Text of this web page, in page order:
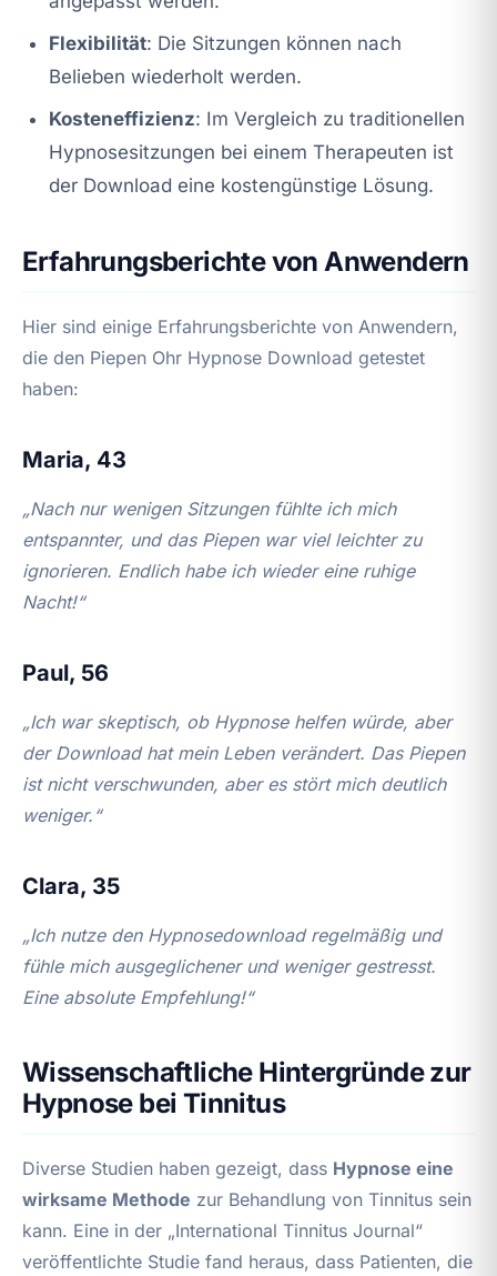
Flexibilität: Die Sitzungen können nach
Belieben wiederholt werden.
Kosteneffizienz: Im Vergleich zu traditionellen
Hypnosesitzungen bei einem Therapeuten ist
der Download eine kostengünstige Lösung.
Erfahrungsberichte von Anwendern
Hier sind einige Erfahrungsberichte von Anwendern,
die den Piepen Ohr Hypnose Download getestet
haben:
Maria, 43
„Nach nur wenigen Sitzungen fühlte ich mich
entspannter, und das Piepen war viel leichter zu
ignorieren. Endlich habe ich wieder eine ruhige
Nacht!“
Paul, 56
„Ich war skeptisch, ob Hypnose helfen würde, aber
der Download hat mein Leben verändert. Das Piepen
ist nicht verschwunden, aber es stört mich deutlich
weniger.“
Clara, 35
„Ich nutze den Hypnosedownload regelmäßig und
fühle mich ausgeglichener und weniger gestresst.
Eine absolute Empfehlung!“
Wissenschaftliche Hintergründe zur
Hypnose bei Tinnitus
Diverse Studien haben gezeigt, dass Hypnose eine
wirksame Methode zur Behandlung von Tinnitus sein
kann. Eine in der „International Tinnitus Journal“
veröffentlichte Studie fand heraus, dass Patienten, die